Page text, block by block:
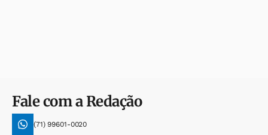
Fale com a Redação
(71) 99601-0020